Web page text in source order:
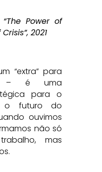
Power of
2021
“extra” para
– é uma
para o
o futuro do
ouvimos
não só
mas